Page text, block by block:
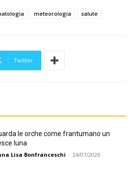
meteorologia salute
Twitter
le orche come frantumano un
luna
Lisa Bonfranceschi - 24/07/2026